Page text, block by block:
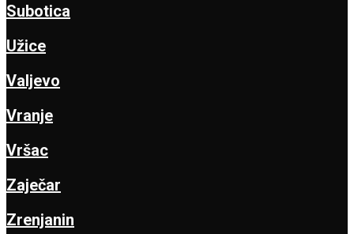
Subotica
Užice
Valjevo
Vranje
Vršac
Zaječar
Zrenjanin